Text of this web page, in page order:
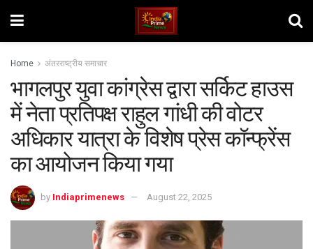
Home अंतरराष्ट्रीय समाचार
भागलपुर युवा कांग्रेस द्वारा सर्किट हाउस
में नेता प्रतिपक्ष राहुल गांधी की वोटर
अधिकार यात्रा के विशेष प्रेस कॉन्फ्रेंस
का आयोजन किया गया
by Indiaprimenews August 22, 2025